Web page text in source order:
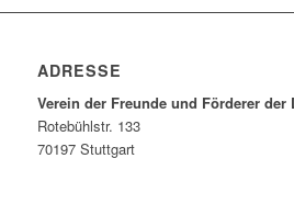
ADRESSE
Verein der Freunde und Förderer der
Rotebühlstr. 133
70197 Stuttgart